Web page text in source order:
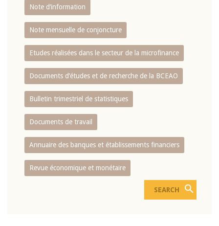
Note d’information
Note mensuelle de conjoncture
Etudes réalisées dans le secteur de la microfinance
Documents d’études et de recherche de la BCEAO
Bulletin trimestriel de statistiques
Documents de travail
Annuaire des banques et établissements financiers
Revue économique et monétaire